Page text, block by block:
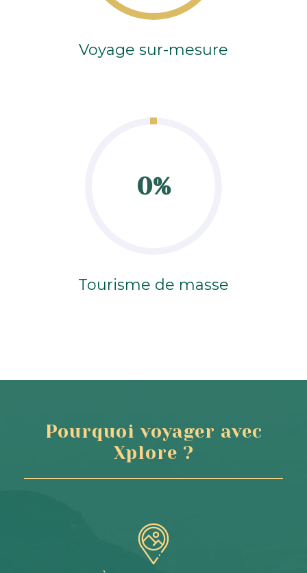
Voyage sur-mesure
0%
Tourisme de masse
Pourquoi voyager avec
Xplore ?